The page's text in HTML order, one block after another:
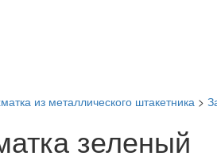
из металлического штакетника >
зеленый